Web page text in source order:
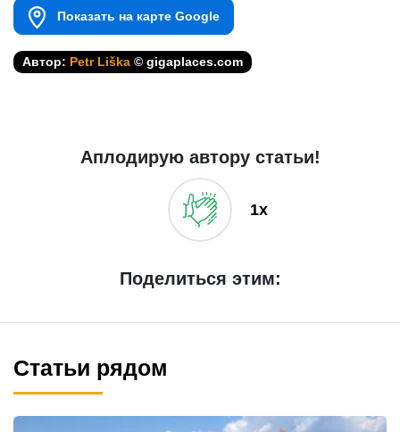
Показать на карте Google
Автор: Petr Liška © gigaplaces.com
Аплодирую автору статьи!
1x
Поделиться этим:
Статьи рядом